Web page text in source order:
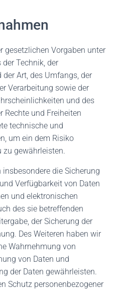
gesetzlichen Vorgaben unter
Technik, der
Art, des Umfangs, der
Verarbeitung sowie der
und des
Rechte und Freiheiten
technische und
um ein dem Risiko
zu gewährleisten.
die Sicherung
Verfügbarkeit von Daten
und elektronischen
des sie betreffenden
der Sicherung der
Des Weiteren haben wir
Wahrnehmung von
von Daten und
der Daten gewährleisten.
Schutz personenbezogener